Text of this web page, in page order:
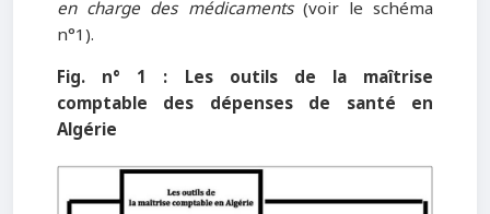
en charge des médicaments(voir le schéma
n°1).
Fig. n° 1 : Les outils de la maîtrise
comptable des dépenses de santé en
Algérie